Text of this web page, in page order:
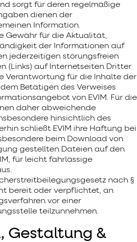
sorgt für deren regelmäßige
dienen der
Information.
Gewähr für die Aktualität,
der Informationen auf
jederzeitigen störungsfreien
(Links) auf Internetseiten Dritter
Verantwortung für die Inhalte der
Betätigen des Verweises
von EVIM. Für die
daher abweichende
hinsichtlich des
schließt EVIM ihre Haftung bei
beim Download von
gestellten Dateien auf den
für leicht fahrlässige
nach §
bereit oder verpflichtet, an
vor einer
teilzunnehmen.
Gestaltung &